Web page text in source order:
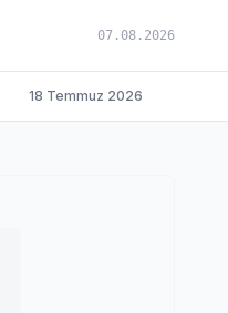
07.08.2026
18 Temmuz 2026